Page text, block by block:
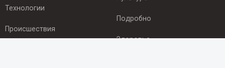
Технологии
Происшествия
Подробно
Здоровье